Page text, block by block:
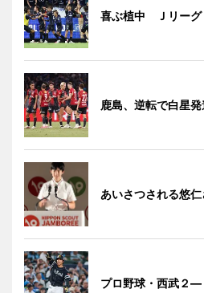
喜ぶ植中 Ｊリーグ
鹿島、逆転で白星
あいさつされる悠仁
プロ野球・西武２―